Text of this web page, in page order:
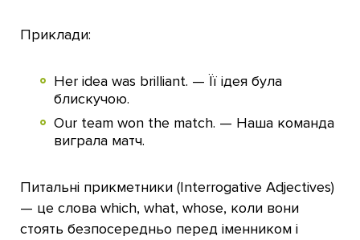
Приклади:
Her idea was brilliant. — Її ідея була
блискучою.
Our team won the match. — Наша команда
виграла матч.
Питальні прикметники (Interrogative Adjectives)
— це слова which, what, whose, коли вони
стоять безпосередньо перед іменником і